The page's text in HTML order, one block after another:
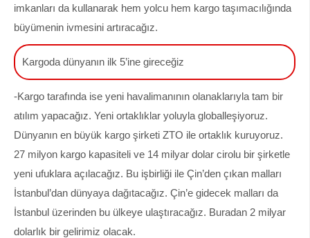
imkanları da kullanarak hem yolcu hem kargo taşımacılığında
büyümenin ivmesini artıracağız.
Kargoda dünyanın ilk 5’ine gireceğiz
-Kargo tarafında ise yeni havalimanının olanaklarıyla tam bir
atılım yapacağız. Yeni ortaklıklar yoluyla globalleşiyoruz.
Dünyanın en büyük kargo şirketi ZTO ile ortaklık kuruyoruz.
27 milyon kargo kapasiteli ve 14 milyar dolar cirolu bir şirketle
yeni ufuklara açılacağız. Bu işbirliği ile Çin’den çıkan malları
İstanbul’dan dünyaya dağıtacağız. Çin’e gidecek malları da
İstanbul üzerinden bu ülkeye ulaştıracağız. Buradan 2 milyar
dolarlık bir gelirimiz olacak.